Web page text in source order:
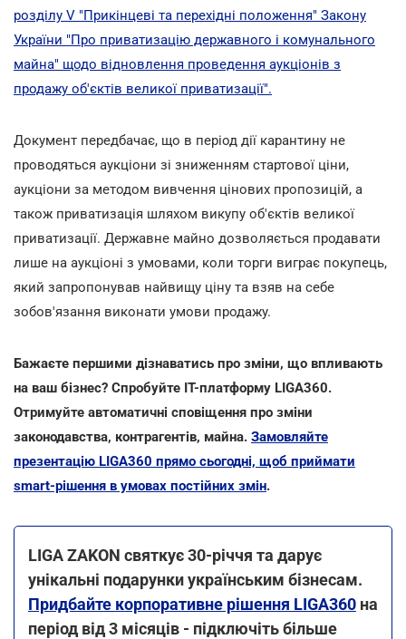
розділу V "Прикінцеві та перехідні положення" Закону
України "Про приватизацію державного і комунального
майна" щодо відновлення проведення аукціонів з
продажу об'єктів великої приватизації".
Документ передбачає, що в період дії карантину не
проводяться аукціони зі зниженням стартової ціни,
аукціони за методом вивчення цінових пропозицій, а
також приватизація шляхом викупу об'єктів великої
приватизації. Державне майно дозволяється продавати
лише на аукціоні з умовами, коли торги виграє покупець,
який запропонував найвищу ціну та взяв на себе
зобов'язання виконати умови продажу.
Бажаєте першими дізнаватись про зміни, що впливають
на ваш бізнес? Спробуйте ІТ-платформу LIGA360.
Отримуйте автоматичні сповіщення про зміни
законодавства, контрагентів, майна. Замовляйте
презентацію LIGA360 прямо сьогодні, щоб приймати
smart-рішення в умовах постійних змін.
LIGA ZAKON святкує 30-річчя та дарує
унікальні подарунки українським бізнесам.
Придбайте корпоративне рішення LIGA360 на
період від 3 місяців - підключіть більше